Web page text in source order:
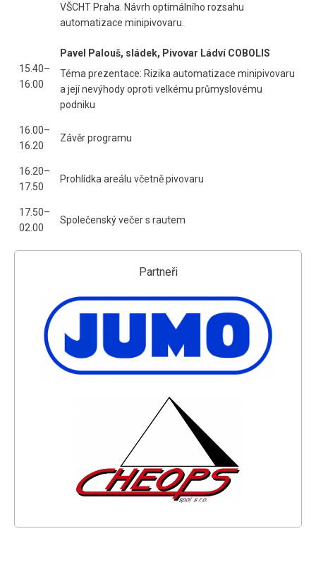
VŠCHT Praha. Návrh optimálního rozsahu
automatizace minipivovaru.
15.40–
16.00
Pavel Palouš, sládek, Pivovar Ládví COBOLIS
Téma prezentace: Rizika automatizace minipivovaru
a její nevýhody oproti velkému průmyslovému
podniku
16.00–
16.20
Závěr programu
16.20–
17.50
Prohlídka areálu včetně pivovaru
17.50–
02.00
Společenský večer s rautem
Partneři